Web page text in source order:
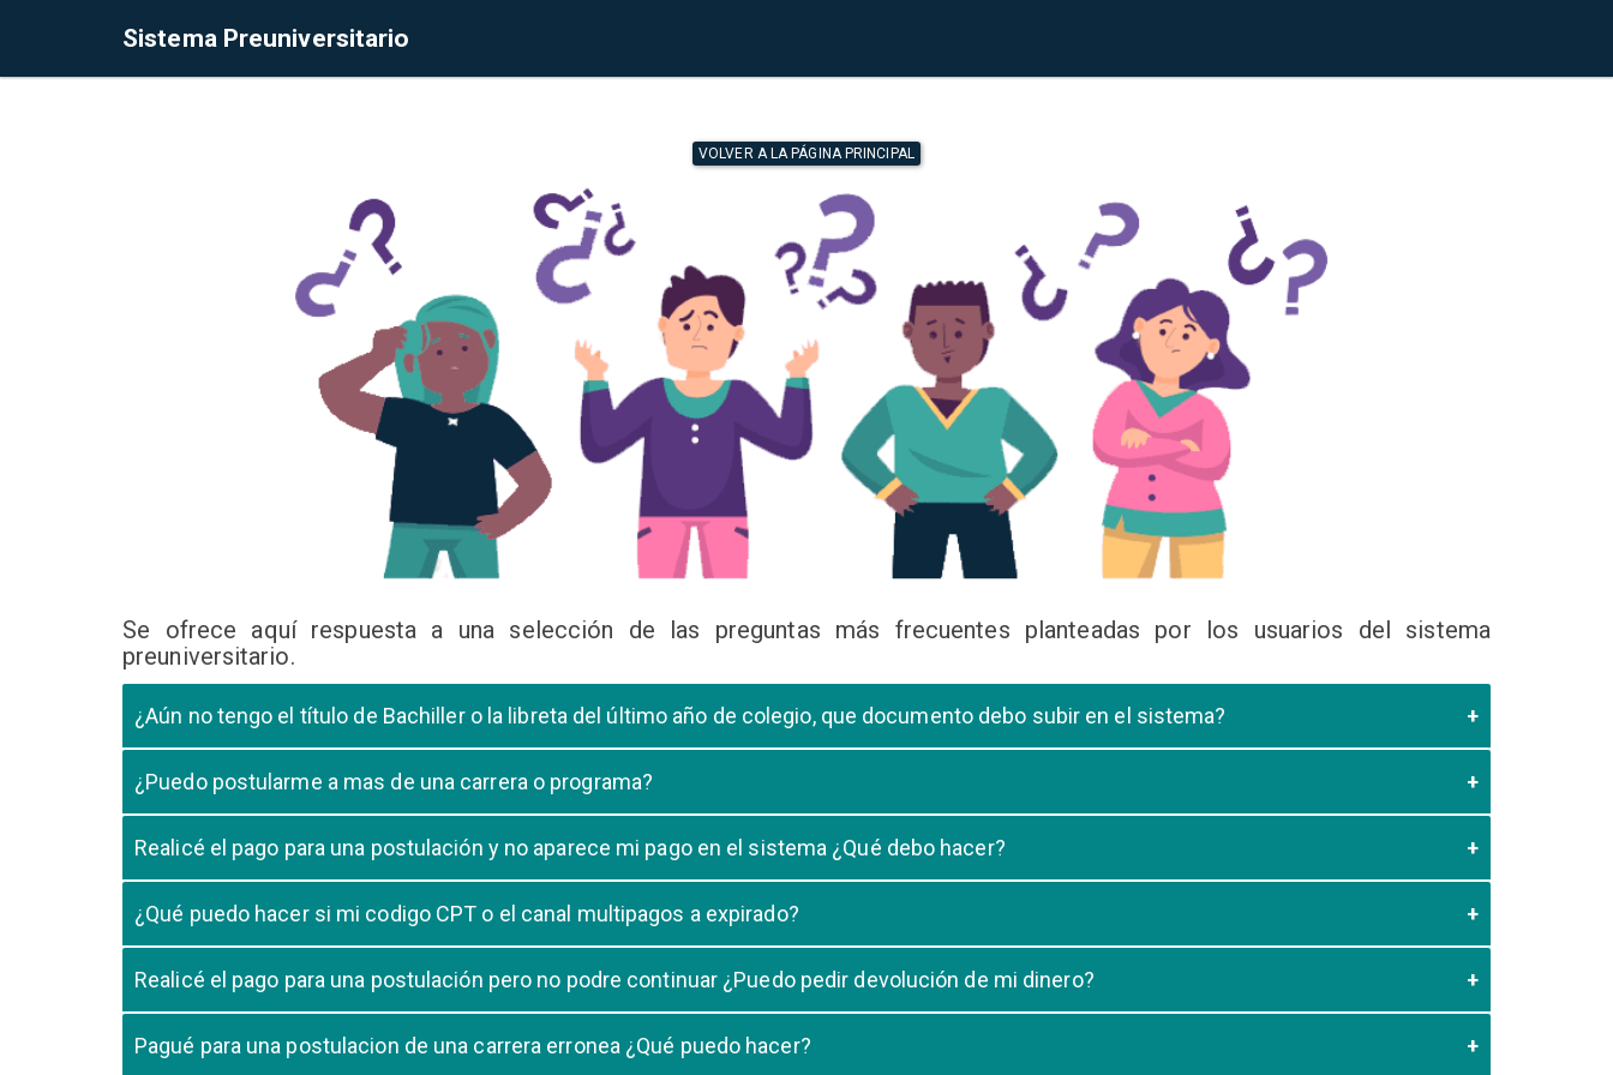
Sistema Preuniversitario
VOLVER A LA PÁGINA PRINCIPAL
Se ofrece aquí respuesta a una selección de las preguntas más frecuentes planteadas por los usuarios del sistema
preuniversitario.
¿Aún no tengo el título de Bachiller o la libreta del último año de colegio, que documento debo subir en el sistema?
cursando el ultimo año.
¿Puedo postularme a mas de una carrera o programa?
Realicé el pago para una postulación y no aparece mi pago en el sistema ¿Qué debo hacer?
pago, debe comunicarse con su unidad de admisión e indicar que no se registró su pago.
¿Qué puedo hacer si mi codigo CPT o el canal multipagos a expirado?
su postulación.
Realicé el pago para una postulación pero no podre continuar ¿Puedo pedir devolución de mi dinero?
Pagué para una postulacion de una carrera erronea ¿Qué puedo hacer?